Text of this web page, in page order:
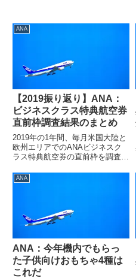
ANA
【2019振り返り】ANA：
ビジネスクラス特典航空券
直前枠調査結果のまとめ
2019年の1年間、毎月米国大陸と
欧州エリアでのANAビジネスク
ラス特典航空券の直前枠を調査し
査結果をまとめてみました。２０
２０年のマイル活動や特典航空券
ANA
ANA：今年機内でもらっ
た子供向けおもちゃ4種は
これだ